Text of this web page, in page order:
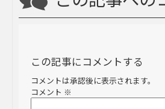
この記事にコメントする
コメントは承認後に表示されます。
コメント ※